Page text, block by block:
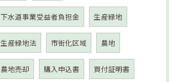
下水道事業受益者負担金 生産緑地
生産緑地法 市街化区域 農地
農地売却 購入申込書 買付証明書